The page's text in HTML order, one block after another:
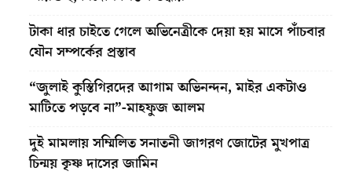
টাকা ধার চাইতে গেলে অভিনেত্রীকে দেয়া হয় মাসে পাঁচবার
যৌন সম্পর্কের প্রস্তাব
“জুলাই কুস্তিগিরদের আগাম অভিনন্দন, মাইর একটাও
মাটিতে পড়বে না”-মাহফুজ আলম
দুই মামলায় সম্মিলিত সনাতনী জাগরণ জোটের মুখপাত্র
চিন্ময় কৃষ্ণ দাসের জামিন